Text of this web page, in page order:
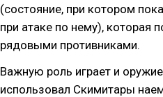
(состояние, при котором
при атаке по нему), которая
рядовыми противниками.
Важную роль играет и
использовал Скимитары